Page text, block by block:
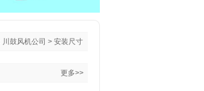
川鼓风机公司 > 安装尺寸
更多>>